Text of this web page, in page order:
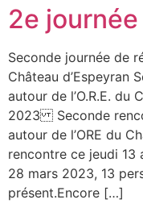
2e journée
Seconde journée de
Château d’Espeyran
autour de l’O.R.E. du
2023 Seconde
autour de l’ORE du
rencontre ce jeudi
28 mars 2023, 13
présent.Encore […]